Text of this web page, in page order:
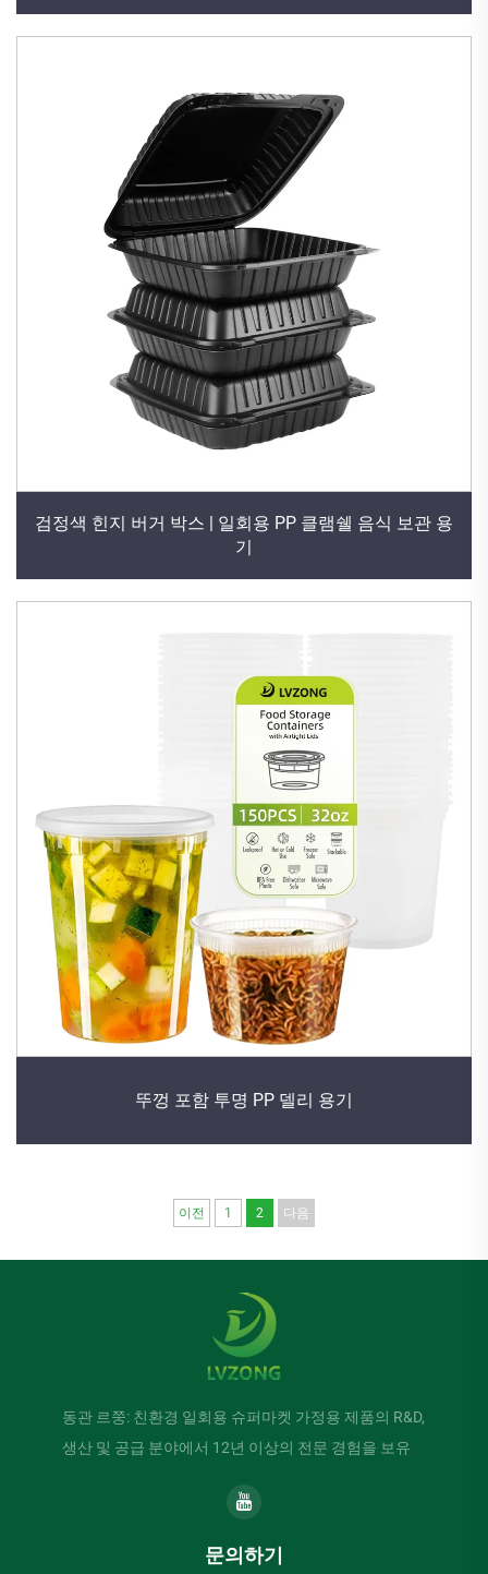
검정색 힌지 버거 박스 | 일회용 PP 클램쉘 음식 보관 용
기
뚜껑 포함 투명 PP 델리 용기
이전 1 2 다음
동관 르쭝: 친환경 일회용 슈퍼마켓 가정용 제품의 R&D,
생산 및 공급 분야에서 12년 이상의 전문 경험을 보유
문의하기